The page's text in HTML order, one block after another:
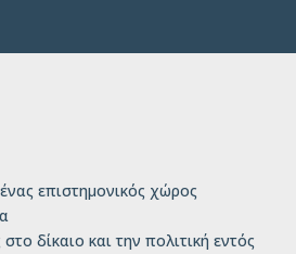
ένας επιστημονικός χώρος
στο δίκαιο και την πολιτική εντός